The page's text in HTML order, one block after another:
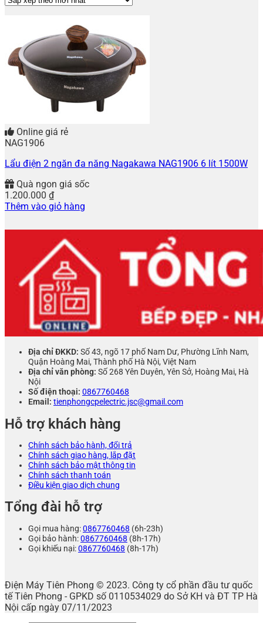
Online giá rẻ
NAG1906
Lẩu điện 2 ngăn đa năng Nagakawa NAG1906 6 lít 1500W
Quà ngon giá sốc
1.200.000 ₫
Thêm vào giỏ hàng
Địa chỉ ĐKKD: Số 43, ngõ 17 phố Nam Dư, Phường Lĩnh Nam,
Quận Hoàng Mai, Thành phố Hà Nội, Việt Nam
Địa chỉ văn phòng: Số 268 Yên Duyên, Yên Sở, Hoàng Mai, Hà
Nội
Số điện thoại: 0867760468
Email: tienphongcpelectric.jsc@gmail.com
Hỗ trợ khách hàng
Chính sách bảo hành, đổi trả
Chính sách giao hàng, lắp đặt
Chính sách bảo mật thông tin
Chính sách thanh toán
Điều kiện giao dịch chung
Tổng đài hỗ trợ
Gọi mua hàng:0867760468 (6h-23h)
Gọi bảo hành:0867760468 (8h-17h)
Gọi khiếu nại:0867760468 (8h-17h)
Điện Máy Tiên Phong © 2023. Công ty cổ phần đầu tư quốc
tế Tiên Phong - GPKD số 0110534029 do Sở KH và ĐT TP Hà
Nội cấp ngày 07/11/2023